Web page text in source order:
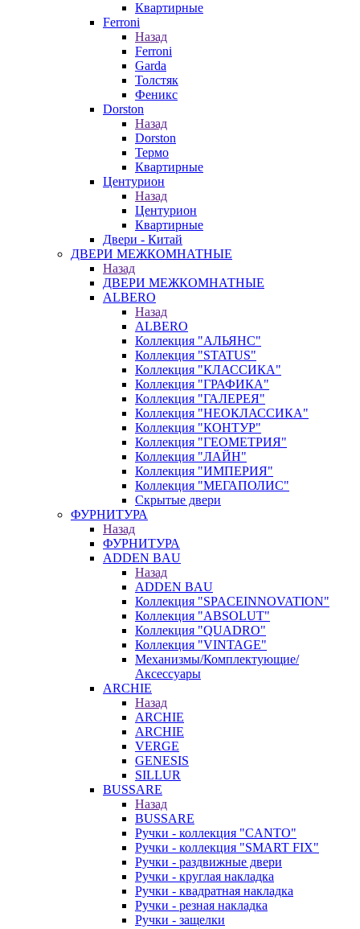
Квартирные
Ferroni
Назад
Ferroni
Garda
Толстяк
Феникс
Dorston
Назад
Dorston
Термо
Квартирные
Центурион
Назад
Центурион
Квартирные
Двери - Китай
ДВЕРИ МЕЖКОМНАТНЫЕ
Назад
ДВЕРИ МЕЖКОМНАТНЫЕ
ALBERO
Назад
ALBERO
Коллекция "АЛЬЯНС"
Коллекция "STATUS"
Коллекция "КЛАССИКА"
Коллекция "ГРАФИКА"
Коллекция "ГАЛЕРЕЯ"
Коллекция "НЕОКЛАССИКА"
Коллекция "КОНТУР"
Коллекция "ГЕОМЕТРИЯ"
Коллекция "ЛАЙН"
Коллекция "ИМПЕРИЯ"
Коллекция "МЕГАПОЛИС"
Скрытые двери
ФУРНИТУРА
Назад
ФУРНИТУРА
ADDEN BAU
Назад
ADDEN BAU
Коллекция "SPACEINNOVATION"
Коллекция "ABSOLUT"
Коллекция "QUADRO"
Коллекция "VINTAGE"
Механизмы/Комплектующие/
Аксессуары
ARCHIE
Назад
ARCHIE
ARCHIE
VERGE
GENESIS
SILLUR
BUSSARE
Назад
BUSSARE
Ручки - коллекция "CANTO"
Ручки - коллекция "SMART FIX"
Ручки - раздвижные двери
Ручки - круглая накладка
Ручки - квадратная накладка
Ручки - резная накладка
Ручки - защелки